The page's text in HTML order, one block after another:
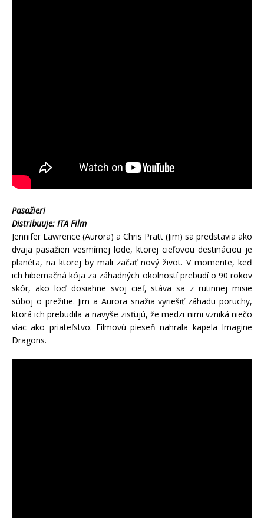
Pasažieri
Distribuuje: ITA Film
Jennifer Lawrence (Aurora) a Chris Pratt (Jim) sa predstavia ako
dvaja pasažieri vesmírnej lode, ktorej cieľovou destináciou je
planéta, na ktorej by mali začať nový život. V momente, keď
ich hibernačná kója za záhadných okolností prebudí o 90 rokov
skôr, ako loď dosiahne svoj cieľ, stáva sa z rutinnej misie
súboj o prežitie. Jim a Aurora snažia vyriešiť záhadu poruchy,
ktorá ich prebudila a navyše zisťujú, že medzi nimi vzniká niečo
viac ako priateľstvo. Filmovú pieseň nahrala kapela Imagine
Dragons.